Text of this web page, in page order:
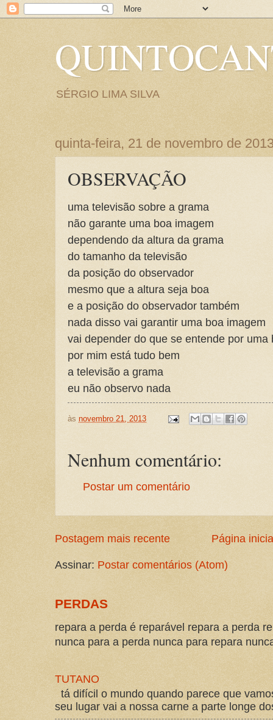
SÉRGIO LIMA SILVA
quinta-feira, 21 de novembro de
OBSERVAÇÃO
uma televisão sobre a grama
não garante uma boa imagem
dependendo da altura da grama
do tamanho da televisão
da posição do observador
mesmo que a altura seja boa
e a posição do observador também
nada disso vai garantir uma boa imagem
vai depender do que se entende por uma
por mim está tudo bem
a televisão a grama
eu não observo nada
às novembro 21, 2013
Nenhum comentário:
Postar um comentário
Postagem mais recente Página
Assinar: Postar comentários (Atom)
PERDAS
repara a perda é reparável repara a perda
nunca para a perda nunca para repara
TUTANO
tá difícil o mundo quando parece que
seu lugar vai a nossa carne a parte longe